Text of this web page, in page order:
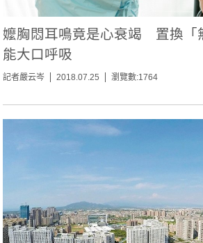
嬤胸悶耳鳴竟是心衰竭 置換「
能大口呼吸
記者嚴云岑 2018.07.25 瀏覽數:1764